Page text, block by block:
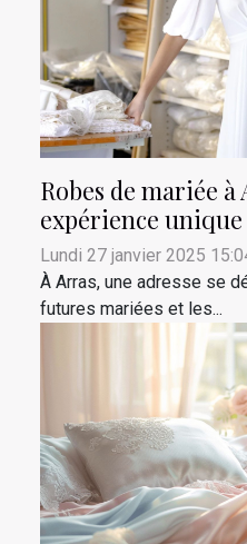
Robes de mariée
expérience
Lundi 27 janvier 2025
À Arras, une adresse se
futures mariées et les...